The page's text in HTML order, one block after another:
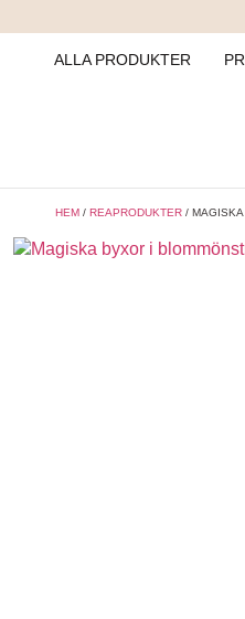
ALLA PRODUKTER
HEM / REAPRODUKTER /